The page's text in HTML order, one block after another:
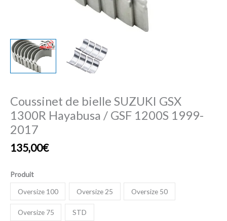
Coussinet de bielle SUZUKI GSX
1300R Hayabusa / GSF 1200S 1999-
2017
135,00€
Produit
Oversize 100
Oversize 25 Oversize 50
Oversize 75 STD